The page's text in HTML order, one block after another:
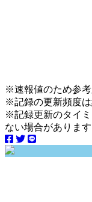
※速報値のため参考
※記録の更新頻度は
※記録更新のタイ
ない場合があります